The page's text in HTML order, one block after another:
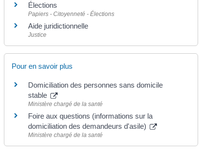
Élections
Papiers - Citoyenneté - Élections
Aide juridictionnelle
Justice
Pour en savoir plus
Domiciliation des personnes sans domicile
stable
Ministère chargé de la santé
Foire aux questions (informations sur la
domiciliation des demandeurs d'asile)
Ministère chargé de la santé